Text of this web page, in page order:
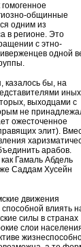
общинные
одним из
в регионе. Это
с этно-
одной
казалось бы, на
иных
выходцами с
не
ожесточенное
элит).
арабов.
Гамаль Абдель
Саддам Хусейн
движения
влиять
силы в странах
слои